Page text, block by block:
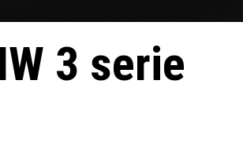
3 serie